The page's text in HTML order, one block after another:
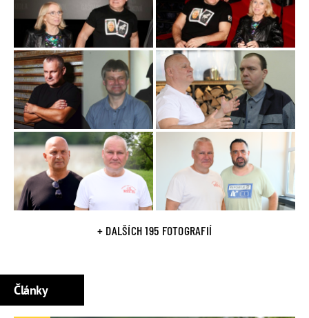
byl souzen za dvojnásobnou nájemnou vraždu a jeden
pokus vraždy. Byl mu vyměřen doživotní trest.
Kajínek se několikrát pokusil o útěk z vězení a několikrát se
mu to i povedlo. Nejznámější je jeho útěk zVěznice Mírov
který se mu podařil 29. října 2000. Zadržen byl až 8.
prosince 2000 v bytě pětinásobného vraha Ludvíka
Černého. Část veřejnosti zastává názor, že Kajínek je
nevinný. Že se stal obětí komplotu. Sám Kajínek se snažil o
obnovení procesu.
Prezidentská milost
Dne 11. května 2017 prezident ČRMiloš Zemanoznámil v
Týden s prezidentemnaTV Barrandov
Omilostněný vězeň vzbudil velký mediální zájem a záhy po
propuštění z cely se stal celebritou.
+ DALŠÍCH 195 FOTOGRAFIÍ
Články